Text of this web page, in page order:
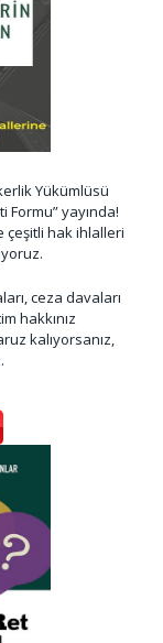
Yükümlüsü
Formu” yayında!
çeşitli hak ihlalleri
ceza davaları
hakkınız
kalıyorsanız,